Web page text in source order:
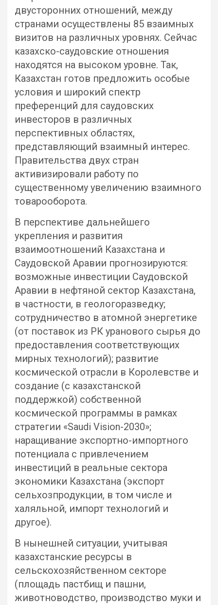
двусторонних отношений, между
странами осуществлены 85 взаимных
визитов на различных уровнях. Сейчас
казахско-саудовские отношения
находятся на высоком уровне. Так,
Казахстан готов предложить особые
условия и широкий спектр
преференций для саудовских
инвесторов в различных
перспективных областях,
представляющий взаимный интерес.
Правительства двух стран
активизировали работу по
существенному увеличению взаимного
товарооборота.
В перспективе дальнейшего
укрепления и развития
взаимоотношений Казахстана и
Саудовской Аравии прогнозируются:
возможные инвестиции Саудовской
Аравии в нефтяной сектор Казахстана,
в частности, в геологоразведку;
сотрудничество в атомной энергетике
(от поставок из РК уранового сырья до
предоставления соответствующих
мирных технологий); развитие
космической отрасли в Королевстве и
создание (с казахстанской
поддержкой) собственной
космической программы в рамках
стратегии «Saudi Vision-2030»;
наращивание экспортно-импортного
потенциала с привлечением
инвестиций в реальные сектора
экономики Казахстана (экспорт
сельхозпродукции, в том числе и
халяльной, импорт технологий и
другое).
В нынешней ситуации, учитывая
казахстанские ресурсы в
сельскохозяйственном секторе
(площадь пастбищ и пашни,
животноводство, производство муки и